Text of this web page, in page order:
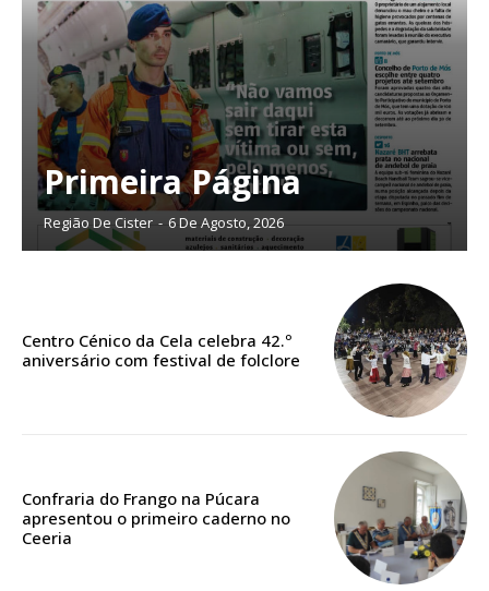
Planos de Assinatura
Faça-se assinante do Região de Cister e ajude-nos a manter este serviço
público!
Escolha o plano de assinatura desejado:
32€
Primeira Página
Região De Cister - 6 De Agosto, 2026
Centro Cénico da Cela celebra 42.º
aniversário com festival de folclore
Confraria do Frango na Púcara
apresentou o primeiro caderno no
Ceeria